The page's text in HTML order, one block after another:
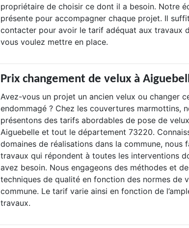
propriétaire de choisir ce dont il a besoin. Notre
présente pour accompagner chaque projet. Il
contacter pour avoir le tarif adéquat aux travaux
vous voulez mettre en place.
Prix changement de velux à
Avez-vous un projet un ancien velux ou changer
endommagé ? Chez les couvertures marmottins,
présentons des tarifs abordables de pose de
Aiguebelle et tout le département 73220.
domaines de réalisations dans la commune, nous
travaux qui répondent à toutes les interventions
avez besoin. Nous engageons des méthodes et
techniques de qualité en fonction des normes de
commune. Le tarif varie ainsi en fonction de
travaux.